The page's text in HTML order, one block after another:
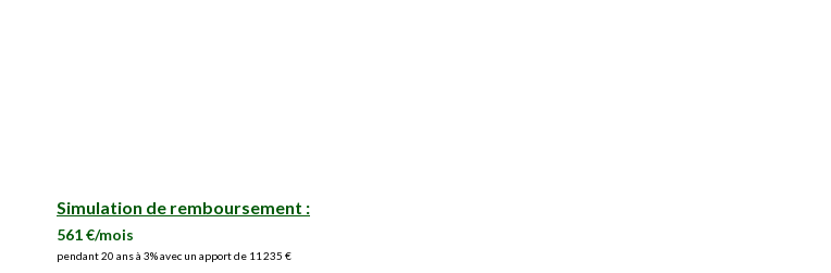
Simulation de remboursement :
561 €/mois
pendant 20 ans à 3% avec un apport de 11 235 €